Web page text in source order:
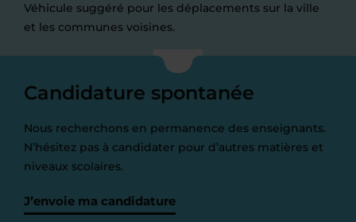
Véhicule suggéré pour les déplacements sur la ville
et les communes voisines.
Candidature spontanée
Nous recherchons en permanence des enseignants.
N’hésitez pas à candidater pour d’autres matières et
niveaux scolaires.
J’envoie ma candidature